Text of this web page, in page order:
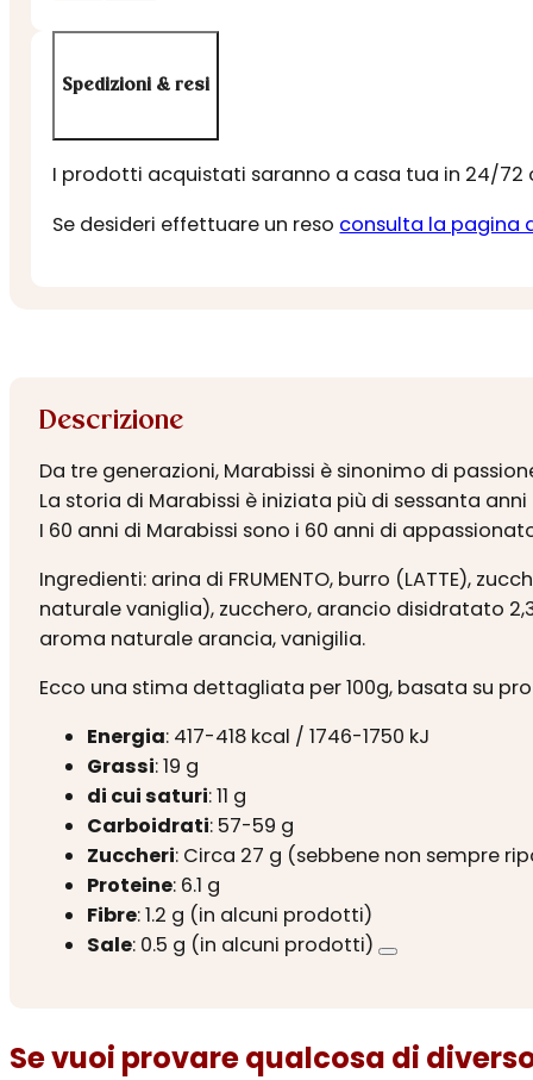
Spedizioni & resi
I prodotti acquistati saranno a casa tua in 24/72
Se desideri effettuare un reso consulta la pagina
Descrizione
Da tre generazioni, Marabissi è sinonimo di
La storia di Marabissi è iniziata più di sessanta
I 60 anni di Marabissi sono i 60 anni di
Ingredienti: arina di FRUMENTO, burro (LATTE),
naturale vaniglia), zucchero, arancio disidratato
aroma naturale arancia, vanigilia.
Ecco una stima dettagliata per 100g, basata su
Energia: 417-418 kcal / 1746-1750 kJ
Grassi: 19 g
di cui saturi: 11 g
Carboidrati: 57-59 g
Zuccheri: Circa 27 g (sebbene non sempre
Proteine: 6.1 g
Fibre: 1.2 g (in alcuni prodotti)
Sale: 0.5 g (in alcuni prodotti)
Se vuoi provare qualcosa di